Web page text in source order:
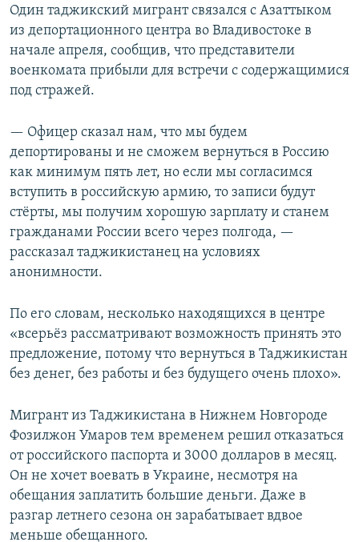
Один таджикский мигрант связался с Азаттыком
из депортационного центра во Владивостоке в
начале апреля, сообщив, что представители
военкомата прибыли для встречи с содержащимися
под стражей.
— Офицер сказал нам, что мы будем
депортированы и не сможем вернуться в Россию
как минимум пять лет, но если мы согласимся
вступить в российскую армию, то записи будут
стёрты, мы получим хорошую зарплату и станем
гражданами России всего через полгода, —
рассказал таджикистанец на условиях
анонимности.
По его словам, несколько находящихся в центре
«всерьёз рассматривают возможность принять это
предложение, потому что вернуться в Таджикистан
без денег, без работы и без будущего очень плохо».
Мигрант из Таджикистана в Нижнем Новгороде
Фозилжон Умаров тем временем решил отказаться
от российского паспорта и 3000 долларов в месяц.
Он не хочет воевать в Украине, несмотря на
обещания заплатить большие деньги. Даже в
разгар летнего сезона он зарабатывает вдвое
меньше обещанного.